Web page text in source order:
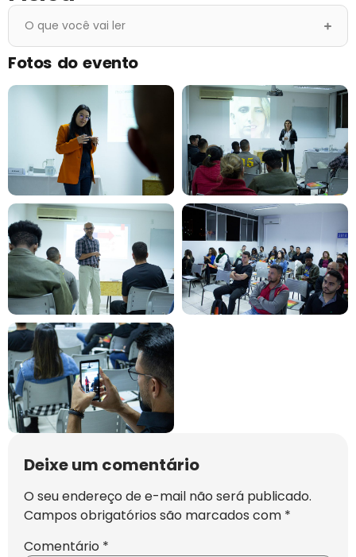
O que você vai ler
Fotos do evento
Deixe um comentário
O seu endereço de e-mail não será publicado.
Campos obrigatórios são marcados com *
Comentário *